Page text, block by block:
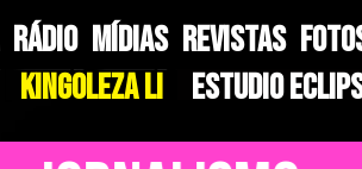
RÁDIO MÍDIAS REVISTAS
Kingoleza Li
Estudio